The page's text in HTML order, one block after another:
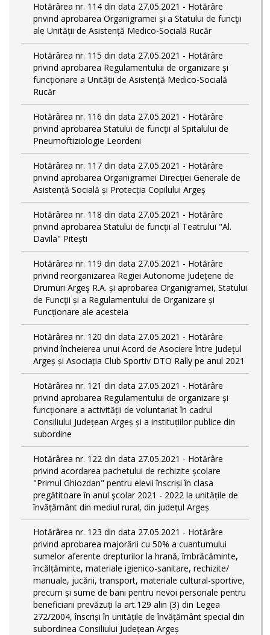
Hotărârea nr. 114 din data 27.05.2021 - Hotărâre
privind aprobarea Organigramei și a Statului de funcţii
ale Unității de Asistență Medico-Socială Rucăr
Hotărârea nr. 115 din data 27.05.2021 - Hotărâre
privind aprobarea Regulamentului de organizare și
funcționare a Unității de Asistență Medico-Socială
Rucăr
Hotărârea nr. 116 din data 27.05.2021 - Hotărâre
privind aprobarea Statului de funcţii al Spitalului de
Pneumoftiziologie Leordeni
Hotărârea nr. 117 din data 27.05.2021 - Hotărâre
privind aprobarea Organigramei Direcției Generale de
Asistență Socială și Protecția Copilului Argeș
Hotărârea nr. 118 din data 27.05.2021 - Hotărâre
privind aprobarea Statului de funcții al Teatrului "Al.
Davila" Pitești
Hotărârea nr. 119 din data 27.05.2021 - Hotărâre
privind reorganizarea Regiei Autonome Județene de
Drumuri Argeş R.A. și aprobarea Organigramei, Statului
de Funcţii și a Regulamentului de Organizare și
Funcționare ale acesteia
Hotărârea nr. 120 din data 27.05.2021 - Hotărâre
privind încheierea unui Acord de Asociere între Județul
Argeș și Asociația Club Sportiv DTO Rally pe anul 2021
Hotărârea nr. 121 din data 27.05.2021 - Hotărâre
privind aprobarea Regulamentului de organizare și
funcționare a activității de voluntariat în cadrul
Consiliului Județean Argeș și a instituțiilor publice din
subordine
Hotărârea nr. 122 din data 27.05.2021 - Hotărâre
privind acordarea pachetului de rechizite școlare
"Primul Ghiozdan" pentru elevii înscriși în clasa
pregătitoare în anul şcolar 2021 - 2022 la unitățile de
învățământ din mediul rural, din județul Argeș
Hotărârea nr. 123 din data 27.05.2021 - Hotărâre
privind aprobarea majorării cu 50% a cuantumului
sumelor aferente drepturilor la hrană, îmbrăcăminte,
încălțăminte, materiale igienico-sanitare, rechizite/
manuale, jucării, transport, materiale cultural-sportive,
precum și sume de bani pentru nevoi personale pentru
beneficiarii prevăzuți la art.129 alin (3) din Legea
272/2004, înscriși în unitățile de învățământ special din
subordinea Consiliului Județean Argeș